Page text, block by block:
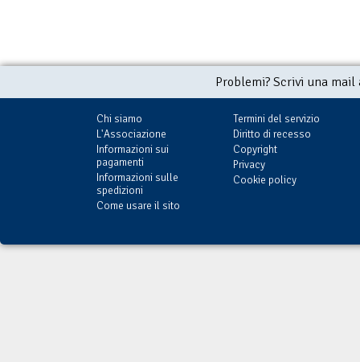
Problemi? Scrivi una
Chi siamo
L'Associazione
Informazioni sui
pagamenti
Informazioni sulle
spedizioni
Come usare il sito
Termini del servizio
Diritto di recesso
Copyright
Privacy
Cookie policy